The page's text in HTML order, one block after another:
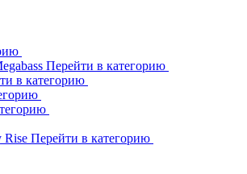
Перейти в категорию
в категорию
Rise Перейти в категорию